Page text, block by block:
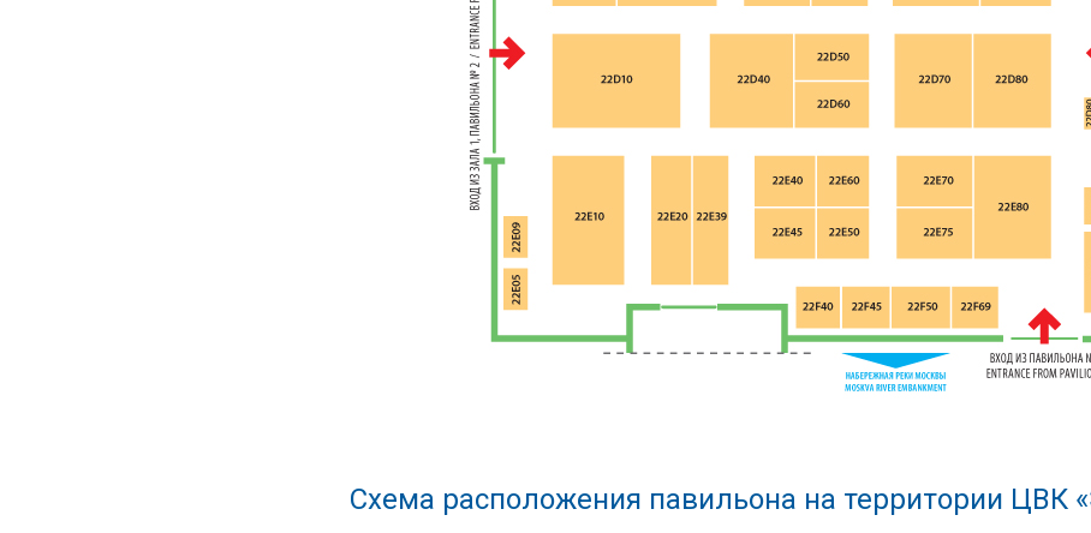
Схема расположения павильона на территории ЦВК